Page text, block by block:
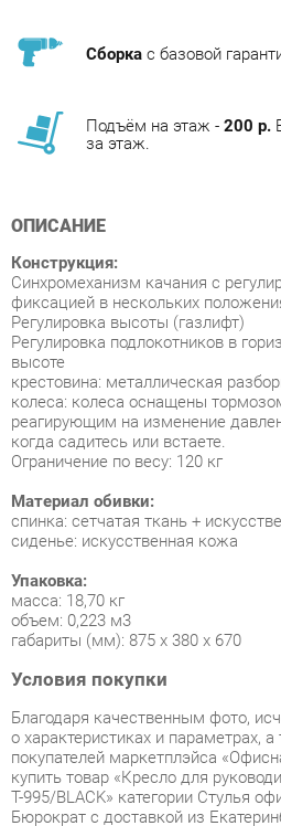
Подъём на этаж -200 р.
ОПИСАНИЕ
фиксацией в нескольких положениях
Регулировка подлокотников в
высоте
крестовина: металлическая
колеса: колеса оснащены тормозом
реагирующим на изменение
когда садитесь или встаете.
Ограничение по весу: 120 кг
Материал обивки:
спинка: сетчатая ткань +
сиденье: искусственная кожа
Упаковка:
масса: 18,70 кг
объем: 0,223 м3
габариты (мм): 875 х 380 х 670
Условия покупки
Благодаря качественным фото,
о характеристиках и параметрах, а
купить товар «Кресло для
Бюрократ с доставкой из
и гарантией от производителя не
Мы отправляем заказы в доставку
ассортимента в наличии на складе
получите не позднее48-ми часовс